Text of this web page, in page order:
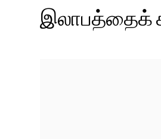
இலாபத்தைக்